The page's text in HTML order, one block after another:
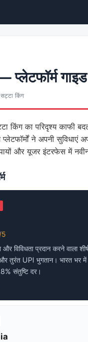
प्लेटफॉर्म गाइड
किंग
किंग का परिदृश्य काफी
ने अपनी सुविधाएं
और यूजर इंटरफेस में
और विविधता प्रदान करने वाला
तुरंत UPI भुगतान। भारत भर
संतुष्टि दर।